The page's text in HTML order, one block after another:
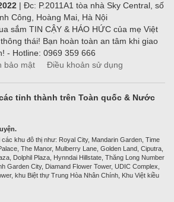
| Đc: P.2011A1 tòa nhà Sky Central, số
Công, Hoàng Mai, Hà Nội
sắm TIN CẬY & HÁO HỨC của mẹ Việt
thái! Bạn hoàn toàn an tâm khi giao
- Hotline: 0969 359 666
bảo mật
Điều khoản sử dụng
tỉnh thành trên Toàn quốc & Nước
các khu đô thị như: Royal City, Mandarin Garden, Time
The Manor, Mulberry Lane, Golden Land, Ciputra,
Dolphil Plaza, Hynndai Hillstate, Thăng Long Number
Garden City, Diamand Flower Tower, UDIC Complex,
khu Biệt thự Trung Hòa Nhân Chính, Khu Việt kiều